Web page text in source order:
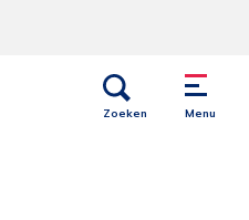
Open
Zoeken
Menu
links
Menu